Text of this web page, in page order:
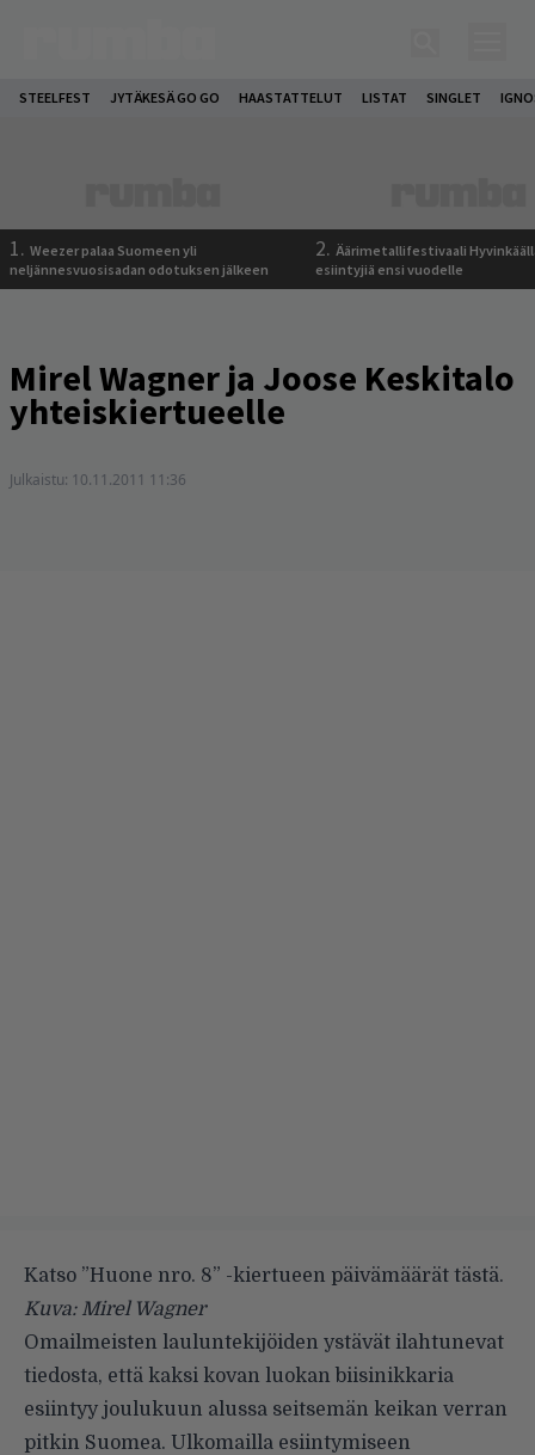
STEELFEST JYTÄKESÄ GO GO HAASTATTELUT LISTAT SINGLET
1. Weezer palaa Suomeen yli
neljännesvuosisadan odotuksen jälkeen
2. Äärimetallifestivaali
esiintyjiä ensi vuodelle
Mirel Wagner ja Joose Keskitalo
yhteiskiertueelle
Julkaistu: 10.11.2011 11:36
Katso ”Huone nro. 8” -kiertueen päivämäärät tästä.
Kuva: Mirel Wagner
Omailmeisten lauluntekijöiden ystävät ilahtunevat
tiedosta, että kaksi kovan luokan biisinikkaria
esiintyy joulukuun alussa seitsemän keikan verran
pitkin Suomea. Ulkomailla esiintymiseen